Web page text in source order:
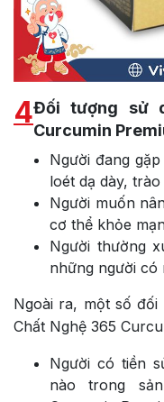
4Đối tượng sử
Curcumin
Người đang
loét dạ dày,
Người muốn
cơ thể khỏe
Người thường
những người có
Ngoài ra, một số
Chất Nghệ 365
Người có tiền
nào trong